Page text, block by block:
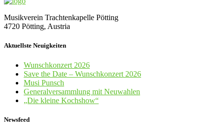
Musikverein Trachtenkapelle Pötting
4720 Pötting, Austria
Aktuellste Neuigkeiten
Wunschkonzert 2026
Save the Date – Wunschkonzert 2026
Musi Punsch
Generalversammlung mit Neuwahlen
„Die kleine Kochshow“
Newsfeed